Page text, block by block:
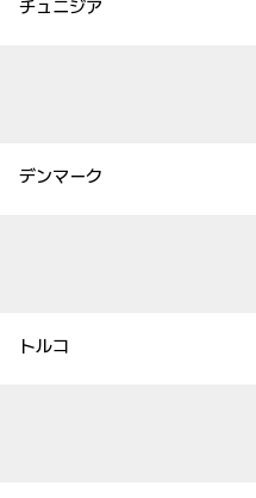
チュニジア
デンマーク
トルコ